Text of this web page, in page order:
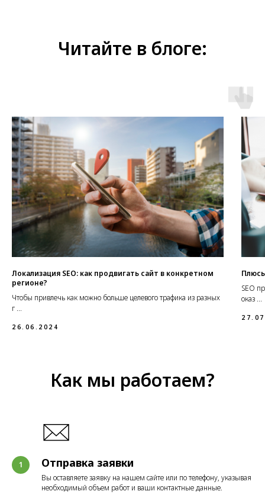
Читайте в блоге:
Локализация SEO: как продвигать сайт в конкретном
регионе?
Чтобы привлечь как можно больше целевого трафика из разных
г ...
26.06.2024
SEO
оказ ...
Как мы работаем?
Отправка заявки
Вы оставляете заявку на нашем сайте или по телефону, указывая
необходимый объем работ и ваши контактные данные.